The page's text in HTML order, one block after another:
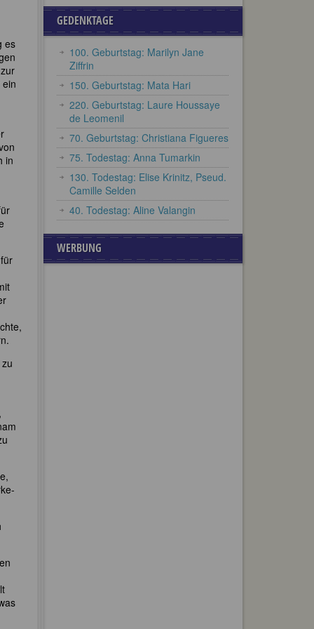
es
in
zu
GEDENKTAGE
100. Geburtstag: Marilyn Jane
Ziffrin
150. Geburtstag: Mata Hari
220. Geburtstag: Laure Houssaye
de Leomenil
70. Geburtstag: Christiana Figueres
75. Todestag: Anna Tumarkin
130. Todestag: Elise Krinitz, Pseud.
Camille Selden
40. Todestag: Aline Valangin
WERBUNG